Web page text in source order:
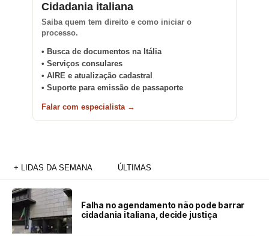
Cidadania italiana
Saiba quem tem direito e como iniciar o
processo.
• Busca de documentos na Itália
• Serviços consulares
• AIRE e atualização cadastral
• Suporte para emissão de passaporte
Falar com especialista →
+ LIDAS DA SEMANA ÚLTIMAS
Falha no agendamento não pode barrar
cidadania italiana, decide justiça